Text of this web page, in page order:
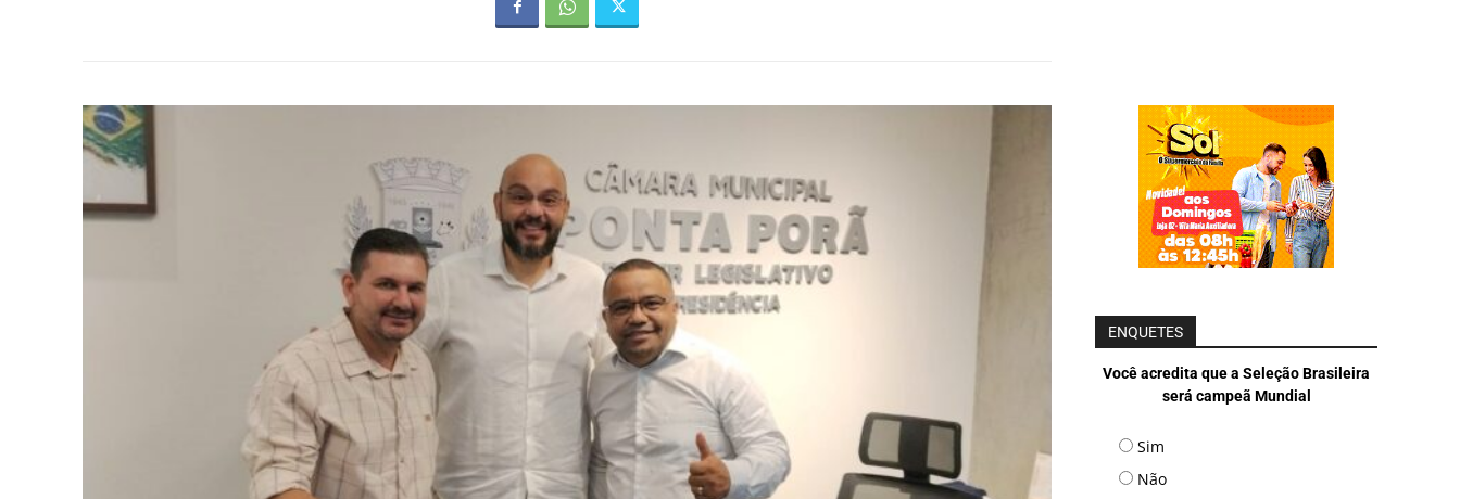
ENQUETES
Você acredita que a Seleção Brasileira
será campeã Mundial
Sim
Não